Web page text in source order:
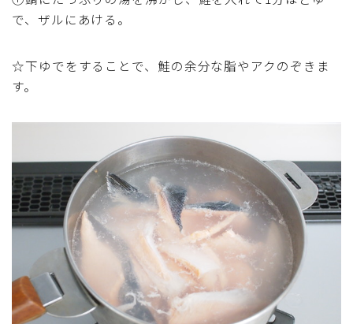
テーブルコーディネート・食器・調理器具
住・インテリア・小物・植物
育児徒然
その他徒然
で、ザルにあける。
☆下ゆでをすることで、鮭の余分な脂やアクのぞきま
す。